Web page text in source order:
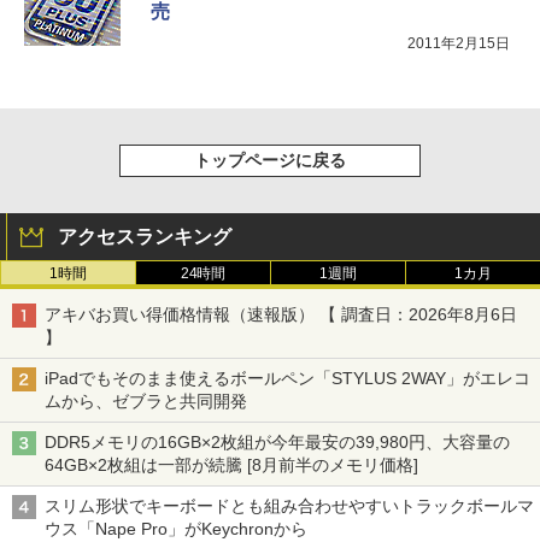
売
2011年2月15日
トップページに戻る
アクセスランキング
1時間 24時間 1週間 1カ月
アキバお買い得価格情報（速報版） 【 調査日：2026年8月6日
】
iPadでもそのまま使えるボールペン「STYLUS 2WAY」がエレコ
ムから、ゼブラと共同開発
DDR5メモリの16GB×2枚組が今年最安の39,980円、大容量の
64GB×2枚組は一部が続騰 [8月前半のメモリ価格]
スリム形状でキーボードとも組み合わせやすいトラックボールマ
ウス「Nape Pro」がKeychronから